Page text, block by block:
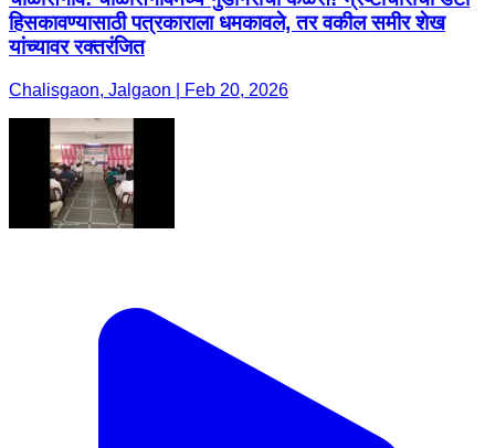
हिसकावण्यासाठी पत्रकाराला धमकावले, तर वकील समीर शेख
यांच्यावर रक्तरंजित
Chalisgaon, Jalgaon | Feb 20, 2026